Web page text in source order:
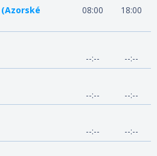
08:00 18:00
--:--
--:--
--:--
--:--
--:--
--:--